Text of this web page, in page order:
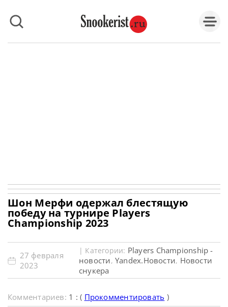
Шон Мерфи одержал блестящую
победу на турнире Players
Championship 2023
27 февраля
2023
| Категории: Players Championship -
новости, Yandex.Новости, Новости
снукера
Комментариев: 1 : ( Прокомментировать )